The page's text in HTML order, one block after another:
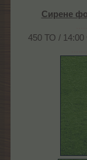
Сирене
450 ТО / 14:00